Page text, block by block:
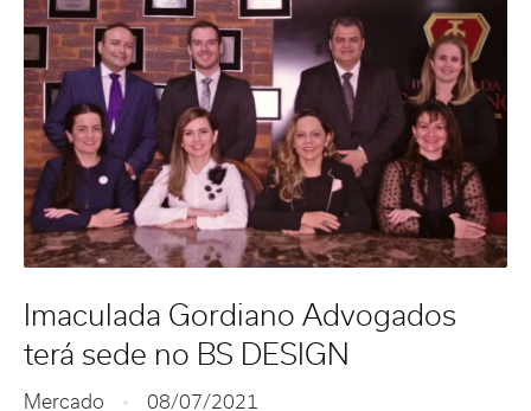
Imaculada Gordiano Advogados
terá sede no BS DESIGN
Mercado 08/07/2021